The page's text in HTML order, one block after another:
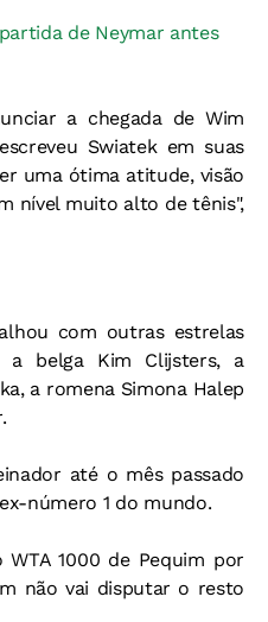
de Neymar antes
a chegada de Wim
Swiatek em suas
uma ótima atitude, visão
nível muito alto de tênis",
com outras estrelas
a belga Kim Clijsters, a
a romena Simona Halep
até o mês passado
número 1 do mundo.
1000 de Pequim por
não vai disputar o resto